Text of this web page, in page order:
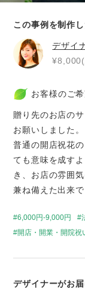
この事例を制作
デザイ
お客様のご
贈り先のお店の
お願いしました。
普通の開店祝花
ても意味を成す
き、お店の雰囲
兼ね備えた出来
6,000円-9,000円
開店・開業・開院祝
デザイナーがお